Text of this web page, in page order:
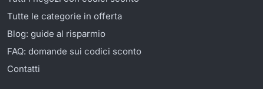
Tutte le categorie in offerta
Blog: guide al risparmio
FAQ: domande sui codici sconto
Contatti